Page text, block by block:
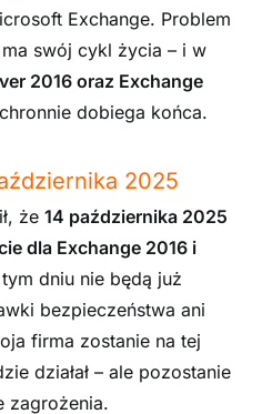
Exchange. Problem
swój cykl życia – i w
2016 oraz Exchange
dobiega końca.
2025
że 14 października 2025
dla Exchange 2016 i
dniu nie będą już
bezpieczeństwa ani
firma zostanie na tej
działał – ale pozostanie
zagrożenia.